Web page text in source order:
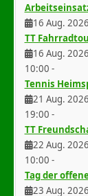
16 Aug. 2026
TT
16 Aug. 2026
10:00 -
Tennis
21 Aug. 2026
19:00 -
TT
22 Aug. 2026
10:00 -
Tag der
23 Aug. 2026